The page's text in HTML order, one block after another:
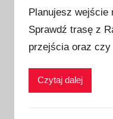
u
b
l
o
Planujesz wejście
Sprawdź trasę z
przejścia oraz
Czytaj dalej